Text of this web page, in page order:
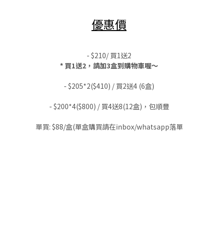
優惠價
- $210/ 買1送2
* 買1送2，請加3盒到購物車喔～
- $205*2($410) / 買2送4 (6盒)
- $200*4($800) / 買4送8(12盒)，包順豐
單買: $88/盒(單盒購買請在inbox/whatsapp落單